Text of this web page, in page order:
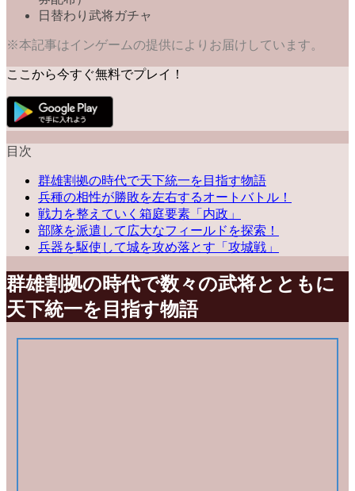
日替わり武将ガチャ
※本記事はインゲームの提供によりお届けしています。
ここから今すぐ無料でプレイ！
目次
群雄割拠の時代で天下統一を目指す物語
兵種の相性が勝敗を左右するオートバトル！
戦力を整えていく箱庭要素「内政」
部隊を派遣して広大なフィールドを探索！
兵器を駆使して城を攻め落とす「攻城戦」
群雄割拠の時代で数々の武将とともに
天下統一を目指す物語